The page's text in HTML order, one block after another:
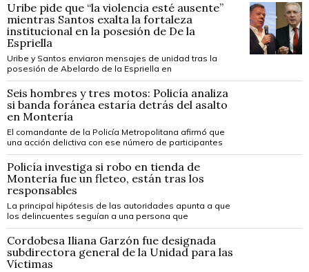
Uribe pide que “la violencia esté ausente”
mientras Santos exalta la fortaleza
institucional en la posesión de De la
Espriella
Uribe y Santos enviaron mensajes de unidad tras la
posesión de Abelardo de la Espriella en
Seis hombres y tres motos: Policía analiza
si banda foránea estaría detrás del asalto
en Montería
El comandante de la Policía Metropolitana afirmó que
una acción delictiva con ese número de participantes
Policía investiga si robo en tienda de
Montería fue un fleteo, están tras los
responsables
La principal hipótesis de las autoridades apunta a que
los delincuentes seguían a una persona que
Cordobesa Iliana Garzón fue designada
subdirectora general de la Unidad para las
Víctimas